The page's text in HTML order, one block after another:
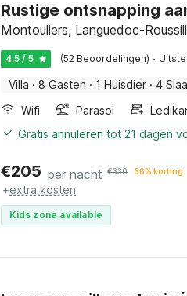
Rustige ontsnapping
Montouliers, Languedoc-
4.5 / 5 (52 Beoordelingen) ·
Villa · 8 Gasten · 1 Huisdier · 4
Wifi
Parasol
Gratis annuleren tot 21 dagen
€205 per nacht €330 36% korting
+extra kosten
Kids zone available